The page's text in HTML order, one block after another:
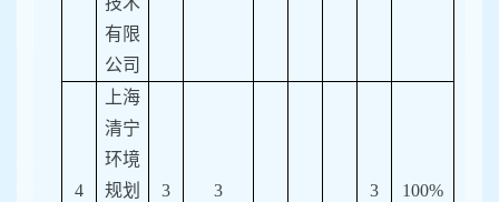
有限
公司
4
上海
清宁
环境
规划
3 3 3 100%